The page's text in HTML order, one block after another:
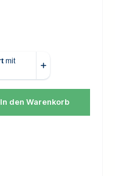
In den Warenkorb